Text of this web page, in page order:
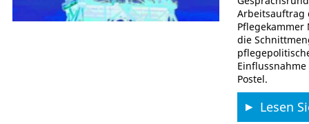
Arbeitsauftrag
Pflegekammer
die
Postel.
Lesen